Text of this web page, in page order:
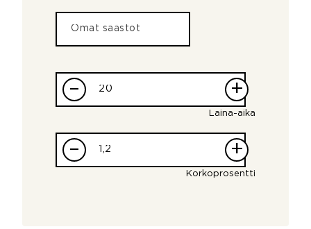
– +
Laina-aika
– +
Korkoprosentti